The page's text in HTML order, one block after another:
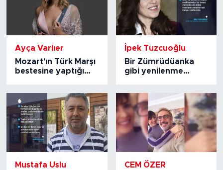
Ayça Varlıer
Mozart'ın Türk Marşı
bestesine yaptığı
medyada yoğun ilgi
gördü, Ayça Varlıer
İpek Tuzcuoğlu
Bir Zümrüdüanka
gibi yenilenme
programlarında
yoksun sorusunu
cevapladı
Mustafa Uslu
CEM ÖZER